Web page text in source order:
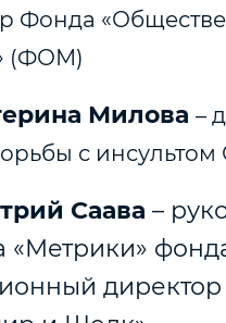
Фонда
(ФОМ)
Милова –
с
Саава –
«Метрики»
директор